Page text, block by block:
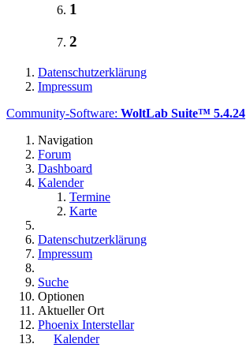
1
2
Datenschutzerklärung
Impressum
Community-Software: WoltLab Suite™ 5.4.24
Navigation
Forum
Dashboard
Kalender
Termine
Karte
Datenschutzerklärung
Impressum
Suche
Optionen
Aktueller Ort
Phoenix Interstellar
Kalender